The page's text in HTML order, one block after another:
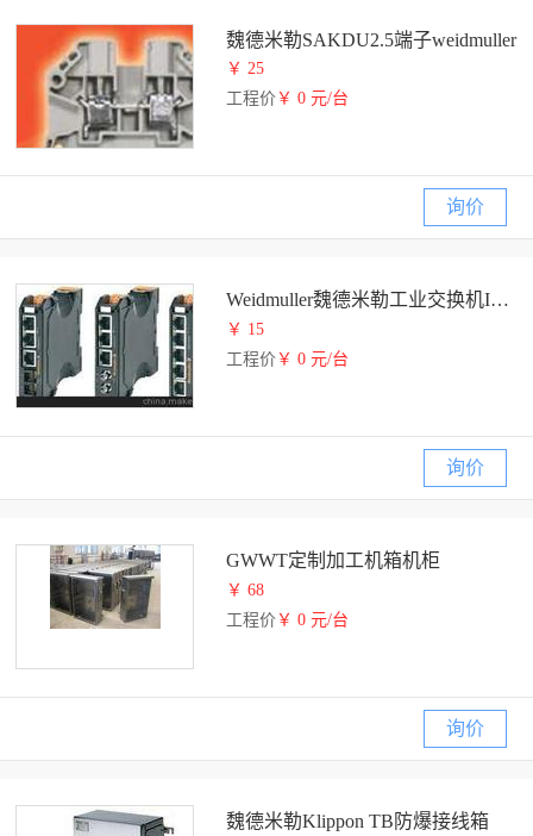
魏德米勒SAKDU2.5端子weidmuller
￥ 25
工程价 ￥ 0 元/台
询价
Weidmuller魏德米勒工业交换机IE-SW3-WAVE
￥ 15
工程价 ￥ 0 元/台
询价
GWWT定制加工机箱机柜
￥ 68
工程价 ￥ 0 元/台
询价
魏德米勒Klippon TB防爆接线箱